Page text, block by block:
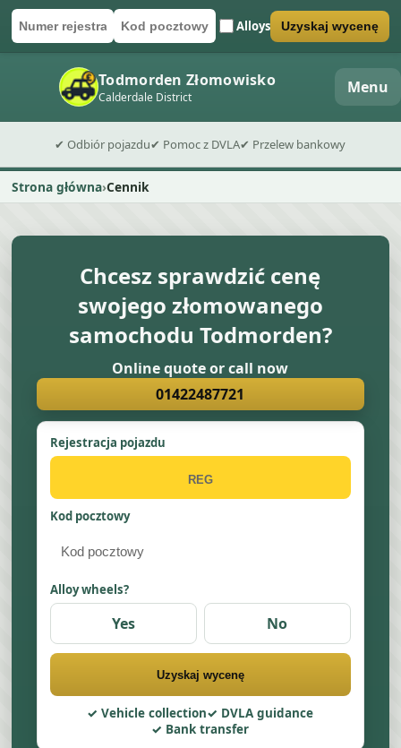
Numer rejestracyjny
Kod pocztowyAlloys
Wyślij formularz wyceny Uzyskaj wycenę
Todmorden Złomowisko
Calderdale District Menu
✔ Odbiór pojazdu✔ Pomoc z DVLA✔ Przelew bankowy
Strona główna Cennik
Chcesz sprawdzić cenę
swojego złomowanego
samochodu Todmorden?
Online quote or call now
01422487721
Rejestracja pojazdu
Kod pocztowy
Alloy wheels?
Yes No
Uzyskaj wycenę
Vehicle collection
DVLA guidance
Bank transfer